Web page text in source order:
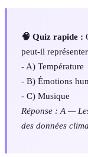
🧠 Quiz rapide :
peut-il
- A) Température
- B) Émotions
- C) Musique
Réponse : A —
des données